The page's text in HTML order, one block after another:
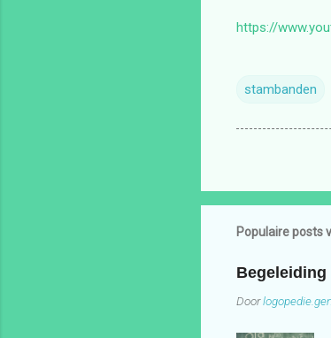
https://
stambanden
Populaire posts
Door